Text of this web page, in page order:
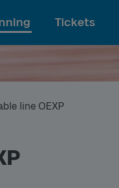
Tickets
line OEXP